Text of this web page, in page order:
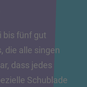
bis fünf gut
die alle singen
dass jedes
Schublade